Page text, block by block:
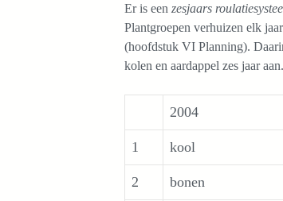
Er is een zesjaars
Plantgroepen verhuizen elk
(hoofdstuk VI Planning).
kolen en aardappel zes jaar aan.
2004
1 kool
2 bonen